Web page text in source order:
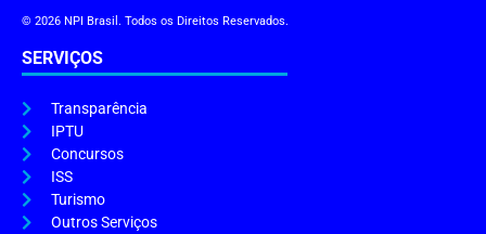
© 2026 NPI Brasil. Todos os Direitos Reservados.
SERVIÇOS
Transparência
IPTU
Concursos
ISS
Turismo
Outros Serviços